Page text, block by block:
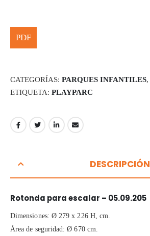
CATEGORÍAS: PARQUES INFANTILES,
ETIQUETA: PLAYPARC
DESCRIPCIÓN
Rotonda para escalar – 05.09.205
Dimensiones: Ø 279 x 226 H, cm.
Área de seguridad: Ø 670 cm.